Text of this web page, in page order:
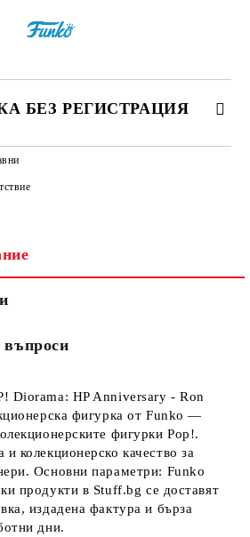
БЕЗ РЕГИСТРАЦИЯ
ПОПЪЛНЕТЕ 3 ПОЛЕТА
въпроси
Diorama: HP Anniversary - Ron
фигурка от Funko —
фигурки Pop!.
и колекционерско качество за
Основни параметри: Funko
продукти в Stuff.bg се доставят
издадена фактура и бърза
дни.